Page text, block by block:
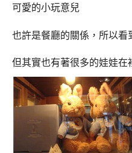
可愛的小玩意兒
也許是餐廳的關係，所以看
但其實也有著很多的娃娃在